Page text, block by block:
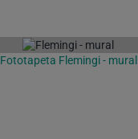
Fototapeta Flemingi - mural